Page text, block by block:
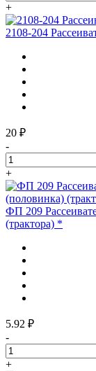
+
2108-204
20 ₽
-
+
ФП 209
(трактора) *
5.92 ₽
-
+